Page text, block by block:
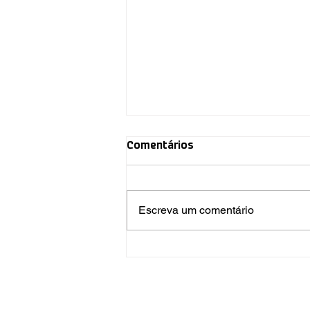
Comentários
Escreva um comentário